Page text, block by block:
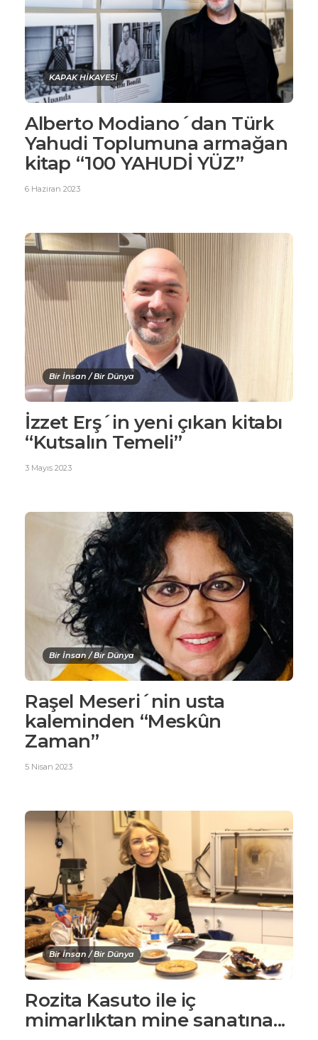
KAPAK HİKAYESİ
Alberto Modiano´dan Türk
Yahudi Toplumuna armağan
kitap “100 YAHUDİ YÜZ”
6 Haziran 2023
Bir İnsan / Bir Dünya
İzzet Erş´in yeni çıkan kitabı
“Kutsalın Temeli”
3 Mayıs 2023
Bir İnsan / Bir Dünya
Raşel Meseri´nin usta
kaleminden “Meskûn
Zaman”
5 Nisan 2023
Bir İnsan / Bir Dünya
Rozita Kasuto ile iç
mimarlıktan mine sanatına...